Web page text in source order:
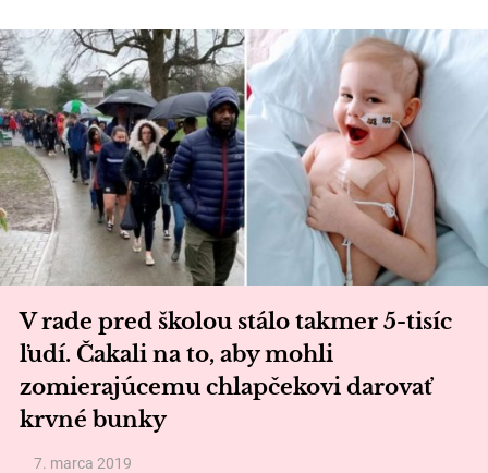
V rade pred školou stálo takmer 5-tisíc
ľudí. Čakali na to, aby mohli
zomierajúcemu chlapčekovi darovať
krvné bunky
7. marca 2019